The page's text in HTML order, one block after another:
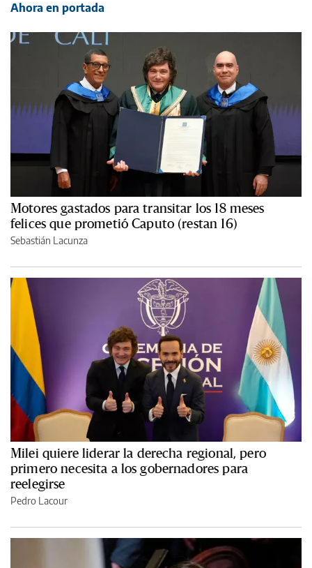
Ahora en portada
Motores gastados para transitar los 18 meses
felices que prometió Caputo (restan 16)
Sebastián Lacunza
Milei quiere liderar la derecha regional, pero
primero necesita a los gobernadores para
reelegirse
Pedro Lacour